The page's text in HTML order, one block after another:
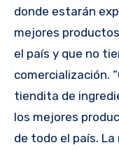
donde estarán
mejores
el país y que no
comercialización.
tiendita de
los mejores
de todo el país.